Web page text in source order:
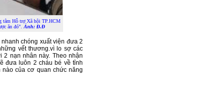
tâm Hỗ trợ Xã hội TP.HCM
ăn đó". Ảnh: Đ.Đ
chóng xuất viện đưa 2
vết thương.vì lo sợ các
nạn nhân này. Theo nhận
đưa luôn 2 cháu bé về tỉnh
của cơ quan chức năng